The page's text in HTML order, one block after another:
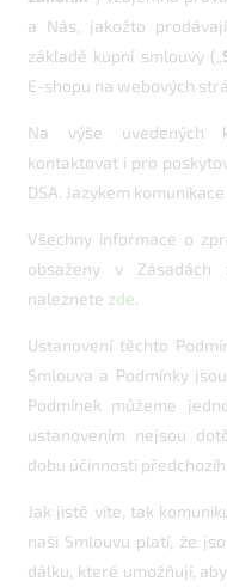
a Nás, jakožto
základě kupní smlouvy („
E-shopu na webových
Na výše uvedených
kontaktovat i pro
DSA. Jazykem
Všechny informace o
obsaženy v Zásadách
naleznete zde.
Ustanovení těchto
Smlouva a Podmínky
Podmínek můžeme
ustanovením nejsou
dobu účinnosti
Jak jistě víte, tak
naši Smlouvu platí, že
dálku, které umožňují,